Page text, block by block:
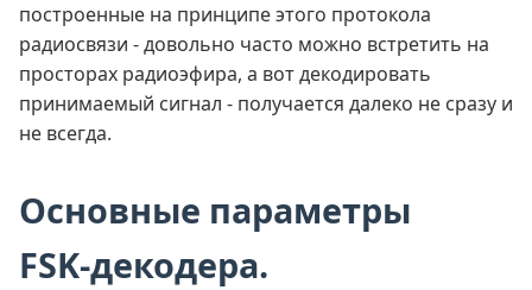
построенные на принципе этого протокола
радиосвязи - довольно часто можно встретить на
просторах радиоэфира, а вот декодировать
принимаемый сигнал - получается далеко не сразу и
не всегда.
Основные параметры
FSK‑декодера.